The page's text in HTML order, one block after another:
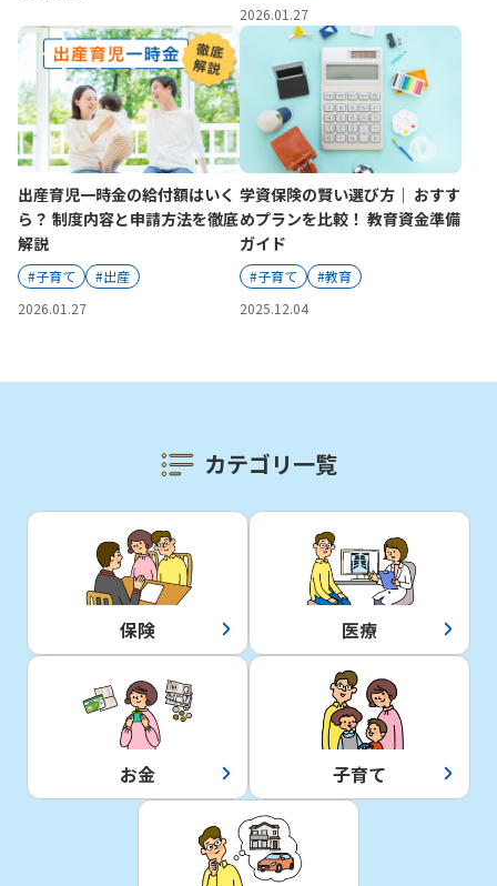
各種サービス・お知らせ
かんぽプラチナライフサービス
ご契約のしおり・約款（Web約款）
お問い合わせ
ご契約手続きの流れ
保険料のお払込方法
保険用語集
お問い合わせ
かんぽアプリ～かんぽの健康と安心を手のひらに～
すこやか健康ラボ
ラジオ体操ポータルサイト
かんぽブランド
かんぽ生命のサステナビリティ
お客さまの声／お客さまサービス向上の取組み
かんぽジャンクション
2026.01.27
出産育児一時金の給付額はいく
ら？ 制度内容と申請方法を徹底
解説
#子育て
#出産
2026.01.27
学資保険の賢い選び方｜ おすす
めプランを比較！ 教育資金準備
ガイド
#子育て
#教育
2025.12.04
カテゴリ一覧
保険 医療
お金 子育て